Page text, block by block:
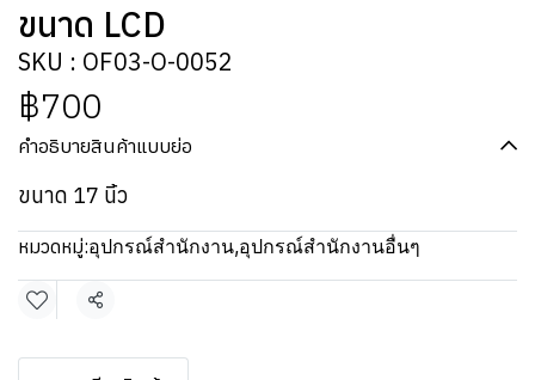
ขนาด LCD
SKU : OF03-O-0052
฿700
คำอธิบายสินค้าแบบย่อ
ขนาด 17 นิ้ว
หมวดหมู่:อุปกรณ์สำนักงาน,อุปกรณ์สำนักงานอื่นๆ
แชร์